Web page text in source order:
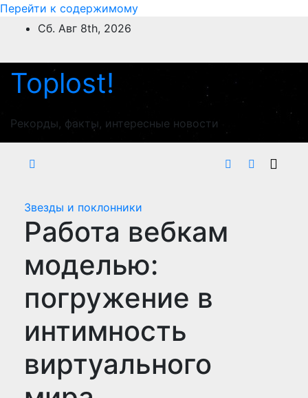
Перейти к содержимому
Сб. Авг 8th, 2026
Toplost!
Рекорды, факты, интересные новости
Звезды и поклонники
Работа вебкам
моделью:
погружение в
интимность
виртуального